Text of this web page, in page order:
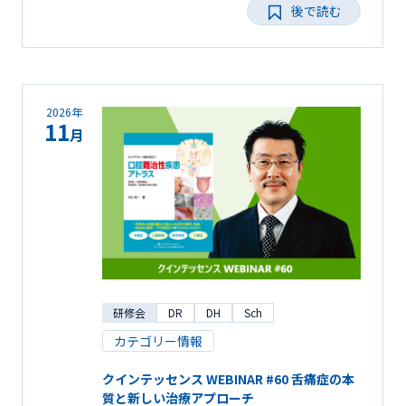
後で読む
2026年
11月
研修会 DR DH Sch
カテゴリー情報
クインテッセンス WEBINAR #60 舌痛症の本
質と新しい治療アプローチ